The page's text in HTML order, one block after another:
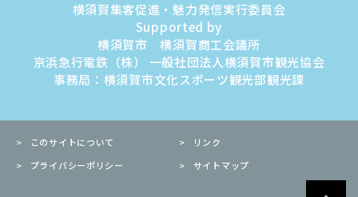
横須賀集客促進・魅力発信実行委員会
Supported by
横須賀市 横須賀商工会議所
京浜急行電鉄（株） 一般社団法人横須賀市観光協会
事務局：横須賀市文化スポーツ観光部観光課
このサイトについて
リンク
プライバシーポリシー
サイトマップ